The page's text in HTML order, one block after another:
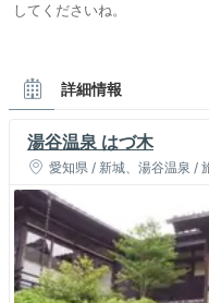
してくださいね。
詳細情報
湯谷温泉 はづ木
愛知県 / 新城、湯谷温泉 /